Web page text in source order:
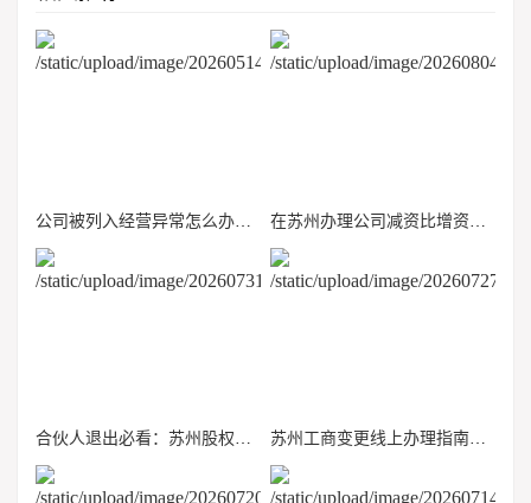
合伙人退出必看：苏州股权转让流程、个税计算与常见财税雷区 苏州工商变更线上办理指南：准备哪些资料，一般几个工作日出证